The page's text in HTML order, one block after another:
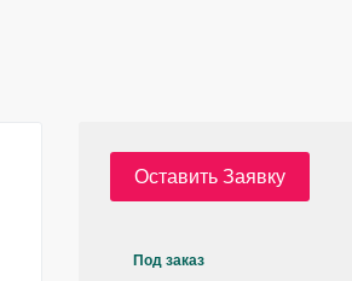
Оставить Заявку
Под заказ